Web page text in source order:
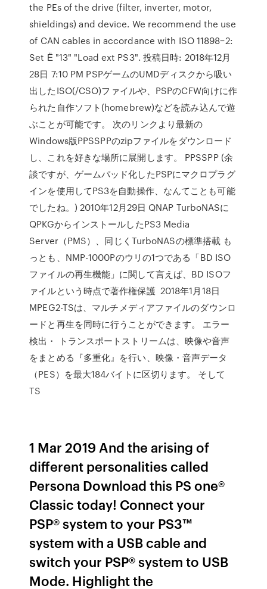
the PEs of the drive (filter, inverter, motor,
shieldings) and device. We recommend the use
of CAN cables in accordance with ISO 11898−2:
Set Ё "13" "Load ext PS3". 投稿日時: 2018年12月
28日 7:10 PM PSPゲームのUMDディスクから吸い
出したISO(/CSO)ファイルや、PSPのCFW向けに作
られた自作ソフト(homebrew)などを読み込んで遊
ぶことが可能です。 次のリンクより最新の
Windows版PPSSPPのzipファイルをダウンロード
し、これを好きな場所に展開します。 PPSSPP (余
談ですが、ゲームパッド化したPSPにマクロプラグ
インを使用してPS3を自動操作、なんてことも可能
でしたね。) 2010年12月29日 QNAP TurboNASに
QPKGからインストールしたPS3 Media
Server（PMS）、同じくTurboNASの標準搭載 も
っとも、NMP-1000Pのウリの1つである「BD ISO
ファイルの再生機能」に関して言えば、BD ISOフ
ァイルという時点で著作権保護 2018年1月18日
MPEG2-TSは、マルチメディアファイルのダウンロ
ードと再生を同時に行うことができます。 エラー
検出・ トランスポートストリームは、映像や音声
をまとめる『多重化』を行い、映像・音声データ
（PES）を最大184バイトに区切ります。 そして
TS
1 Mar 2019 And the arising of
different personalities called
Persona Download this PS one®
Classic today! Connect your
PSP® system to your PS3™
system with a USB cable and
switch your PSP® system to USB
Mode. Highlight the